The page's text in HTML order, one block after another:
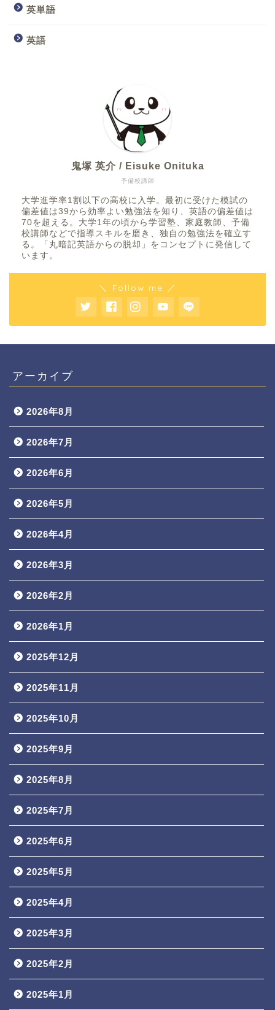
英単語
英語
予備校講師
鬼塚 英介 / Eisuke Onituka
大学進学率1割以下の高校に入学。最初に受けた模試の
偏差値は39から効率よい勉強法を知り、英語の偏差値は
70を超える。大学1年の頃から学習塾、家庭教師、予備
校講師などで指導スキルを磨き、独自の勉強法を確立す
る。「丸暗記英語からの脱却」をコンセプトに発信して
います。
＼ Follow me ／
アーカイブ
2026年8月
2026年7月
2026年6月
2026年5月
2026年4月
2026年3月
2026年2月
2026年1月
2025年12月
2025年11月
2025年10月
2025年9月
2025年8月
2025年7月
2025年6月
2025年5月
2025年4月
2025年3月
2025年2月
2025年1月